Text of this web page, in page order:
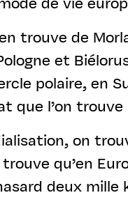
de vie
trouve de
et
polaire, en
que l’on
on
qu’en
deux